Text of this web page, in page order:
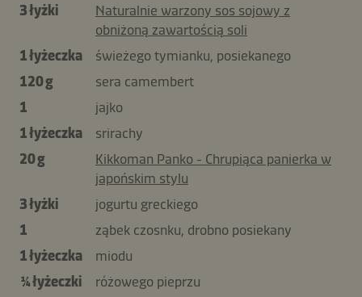
3 łyżki
Naturalnie warzony sos sojowy z
obniżoną zawartością soli
1 łyżeczka
świeżego tymianku, posiekanego
120 g
sera camembert
1
jajko
1 łyżeczka
srirachy
20 g
Kikkoman Panko - Chrupiąca panierka w
japońskim stylu
3 łyżki
jogurtu greckiego
1
ząbek czosnku, drobno posiekany
1 łyżeczka
miodu
¼ łyżeczki
różowego pieprzu